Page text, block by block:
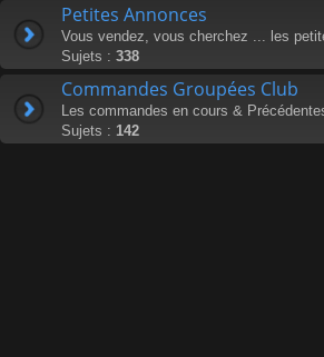
Petites Annonces
Vous vendez, vous cherchez ... les
Sujets : 338
Commandes Groupées Club
Les commandes en cours &
Sujets : 142